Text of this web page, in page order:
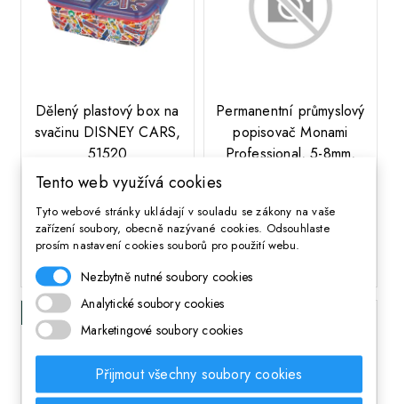
Dělený plastový box na
svačinu DISNEY CARS,
51520
Cena
179 Kč
Permanentní průmyslový
popisovač Monami
Professional, 5-8mm,
Cena
43 Kč
Skladem Skladem
Tento web využívá cookies
Tyto webové stránky ukládají v souladu se zákony na vaše
zařízení soubory, obecně nazývané cookies. Odsouhlaste
prosím nastavení cookies souborů pro použití webu.
Nezbytně nutné soubory cookies
Analytické soubory cookies
Marketingové soubory cookies
Přijmout všechny soubory cookies